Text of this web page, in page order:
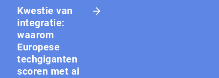
Kwestie van
integratie:
waarom
Europese
techgiganten
scoren met ai